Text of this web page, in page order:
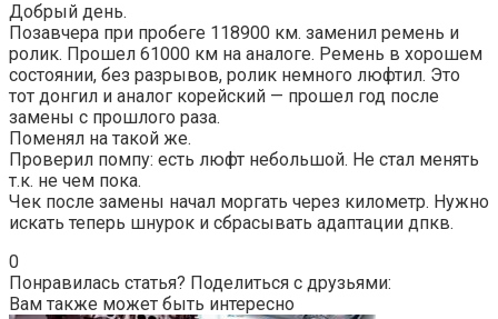
Добрый день.
Позавчера при пробеге 118900 км. заменил ремень и
ролик. Прошел 61000 км на аналоге. Ремень в хорошем
состоянии, без разрывов, ролик немного люфтил. Это
тот донгил и аналог корейский — прошел год после
замены с прошлого раза.
Поменял на такой же.
Проверил помпу: есть люфт небольшой. Не стал менять
т.к. не чем пока.
Чек после замены начал моргать через километр. Нужно
искать теперь шнурок и сбрасывать адаптации дпкв.
0
Понравилась статья? Поделиться с друзьями:
Вам также может быть интересно